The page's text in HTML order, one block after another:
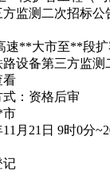
监测二次招标公
速**大市至**段
设备第三方监测
看
：资格后审
市
月21日 9时0分
记